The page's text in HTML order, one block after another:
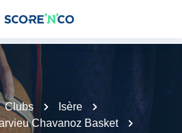
Clubs
Isère
Chavanoz Basket